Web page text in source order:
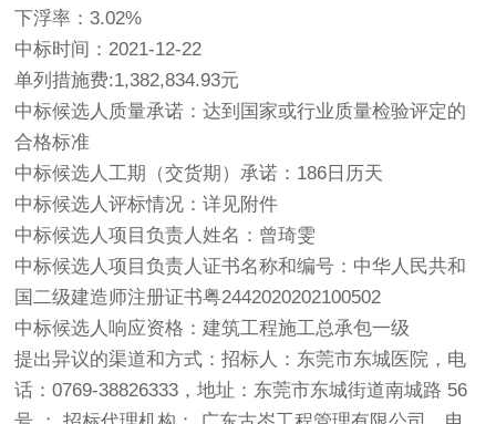
下浮率：3.02%
中标时间：2021-12-22
单列措施费:1,382,834.93元
中标候选人质量承诺：达到国家或行业质量检验评定的
合格标准
中标候选人工期（交货期）承诺：186日历天
中标候选人评标情况：详见附件
中标候选人项目负责人姓名：曾琦雯
中标候选人项目负责人证书名称和编号：中华人民共和
国二级建造师注册证书粤2442020202100502
中标候选人响应资格：建筑工程施工总承包一级
提出异议的渠道和方式：招标人：东莞市东城医院，电
话：0769-38826333，地址：东莞市东城街道南城路 56